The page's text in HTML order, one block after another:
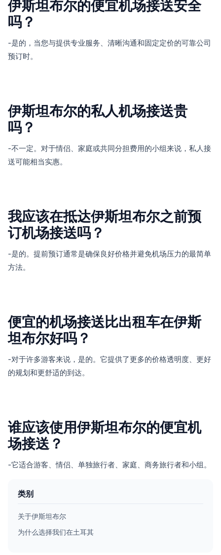
伊斯坦布尔的便宜机场接送安全
吗？
-是的，当您与提供专业服务、清晰沟通和固定定价的可靠公司
预订时。
伊斯坦布尔的私人机场接送贵
吗？
-不一定。对于情侣、家庭或共同分担费用的小组来说，私人接
送可能相当实惠。
我应该在抵达伊斯坦布尔之前预
订机场接送吗？
-是的。提前预订通常是确保良好价格并避免机场压力的最简单
方法。
便宜的机场接送比出租车在伊斯
坦布尔好吗？
-对于许多游客来说，是的。它提供了更多的价格透明度、更好
的规划和更舒适的到达。
谁应该使用伊斯坦布尔的便宜机
场接送？
-它适合游客、情侣、单独旅行者、家庭、商务旅行者和小组。
类别
关于伊斯坦布尔
为什么选择我们在土耳其